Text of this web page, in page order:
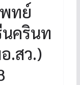
ทย์
นครินท
.สว.)